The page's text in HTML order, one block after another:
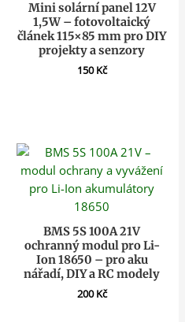
Mini solární panel 12V
1,5W – fotovoltaický
článek 115×85 mm pro DIY
projekty a senzory
150Kč
BMS 5S 100A 21V
ochranný modul pro Li-
Ion 18650 – pro aku
nářadí, DIY a RC modely
200Kč